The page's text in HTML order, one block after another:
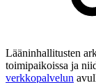
Lääninhallitusten
toimipaikoissa ja
verkkopalvelun